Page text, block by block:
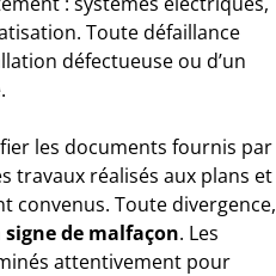
Toute défaillance
défectueuse ou d’un
les documents fournis par
travaux réalisés aux plans et
convenus. Toute divergence,
signe de malfaçon. Les
attentivement pour